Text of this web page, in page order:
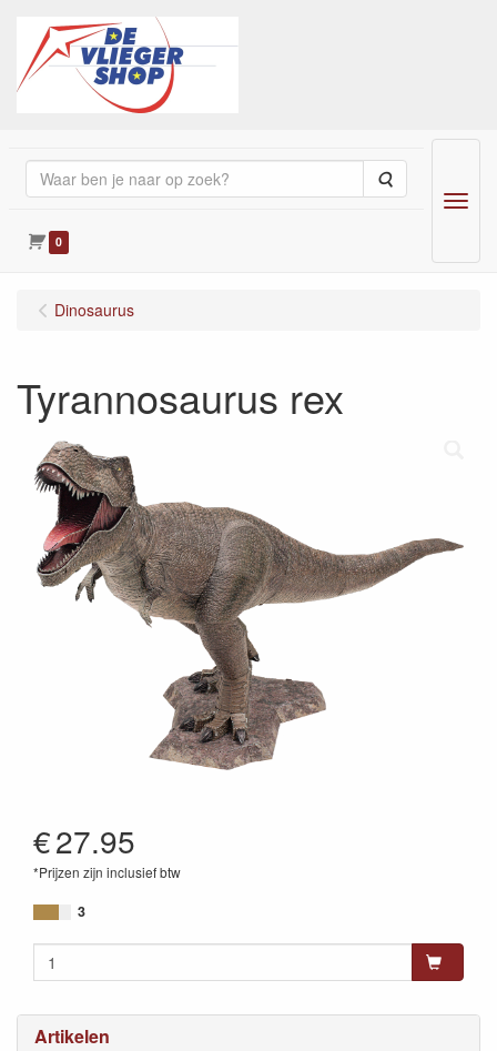
Zoeken
0
Menu
Artikelen
Dinosaurus
Tyrannosaurus rex
€27.95
*Prijzen zijn inclusief btw
032309000061
3